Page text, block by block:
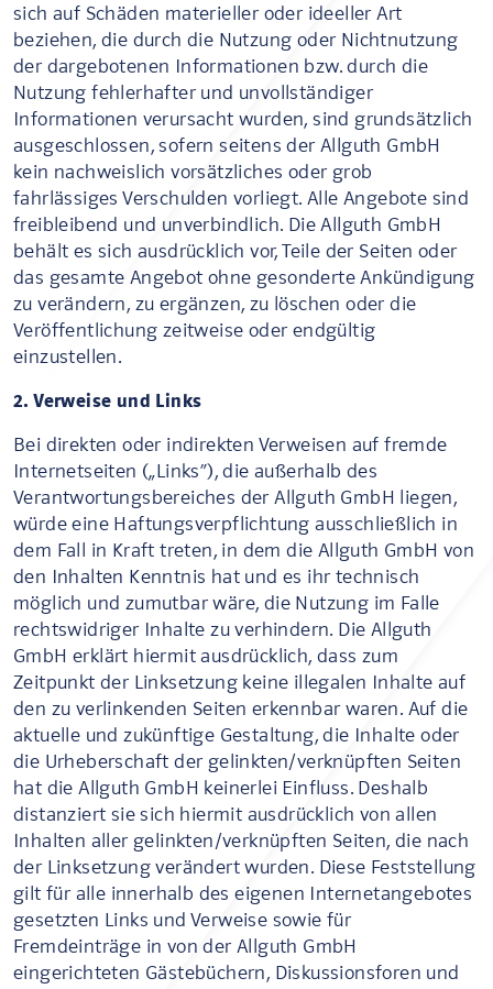
sich auf Schäden materieller oder ideeller Art
beziehen, die durch die Nutzung oder Nichtnutzung
der dargebotenen Informationen bzw. durch die
Nutzung fehlerhafter und unvollständiger
Informationen verursacht wurden, sind grundsätzlich
ausgeschlossen, sofern seitens der Allguth GmbH
kein nachweislich vorsätzliches oder grob
fahrlässiges Verschulden vorliegt. Alle Angebote sind
freibleibend und unverbindlich. Die Allguth GmbH
behält es sich ausdrücklich vor, Teile der Seiten oder
das gesamte Angebot ohne gesonderte Ankündigung
zu verändern, zu ergänzen, zu löschen oder die
Veröffentlichung zeitweise oder endgültig
einzustellen.
2. Verweise und Links
Bei direkten oder indirekten Verweisen auf fremde
Internetseiten („Links“), die außerhalb des
Verantwortungsbereiches der Allguth GmbH liegen,
würde eine Haftungsverpflichtung ausschließlich in
dem Fall in Kraft treten, in dem die Allguth GmbH von
den Inhalten Kenntnis hat und es ihr technisch
möglich und zumutbar wäre, die Nutzung im Falle
rechtswidriger Inhalte zu verhindern. Die Allguth
GmbH erklärt hiermit ausdrücklich, dass zum
Zeitpunkt der Linksetzung keine illegalen Inhalte auf
den zu verlinkenden Seiten erkennbar waren. Auf die
aktuelle und zukünftige Gestaltung, die Inhalte oder
die Urheberschaft der gelinkten/verknüpften Seiten
hat die Allguth GmbH keinerlei Einfluss. Deshalb
distanziert sie sich hiermit ausdrücklich von allen
Inhalten aller gelinkten/verknüpften Seiten, die nach
der Linksetzung verändert wurden. Diese Feststellung
gilt für alle innerhalb des eigenen Internetangebotes
gesetzten Links und Verweise sowie für
Fremdeinträge in von der Allguth GmbH
eingerichteten Gästebüchern, Diskussionsforen und